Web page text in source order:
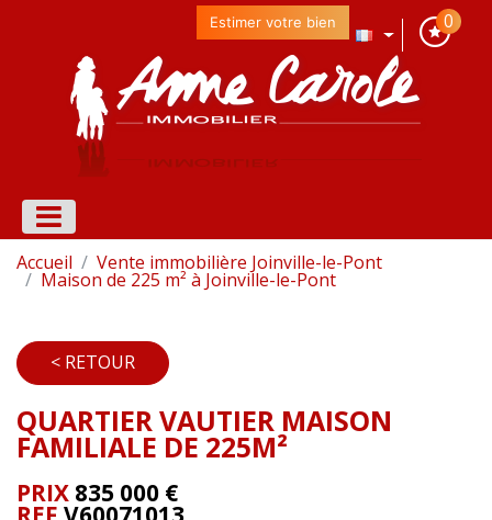
0
Estimer votre bien
Accueil Vente immobilière Joinville-le-Pont
Maison de 225 m² à Joinville-le-Pont
< RETOUR
QUARTIER VAUTIER MAISON
FAMILIALE DE 225M²
PRIX 835 000 €